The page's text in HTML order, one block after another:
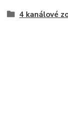
4 kanálové